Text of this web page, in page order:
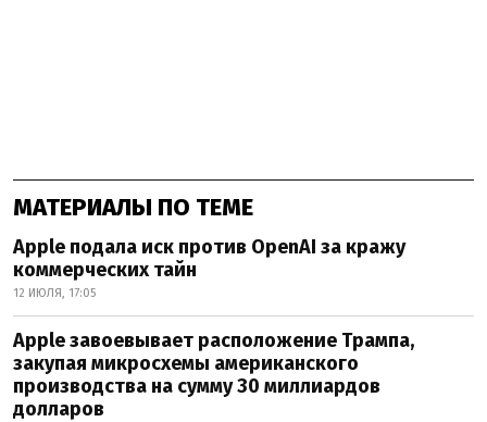
МАТЕРИАЛЫ ПО ТЕМЕ
Apple подала иск против OpenAI за кражу
коммерческих тайн
12 ИЮЛЯ, 17:05
Apple завоевывает расположение Трампа,
закупая микросхемы американского
производства на сумму 30 миллиардов
долларов